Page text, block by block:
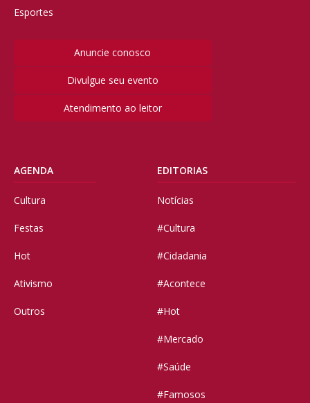
Esportes
Anuncie conosco
Divulgue seu evento
Atendimento ao leitor
AGENDA
Cultura
Festas
Hot
Ativismo
Outros
EDITORIAS
Notícias
#Cultura
#Cidadania
#Acontece
#Hot
#Mercado
#Saúde
#Famosos